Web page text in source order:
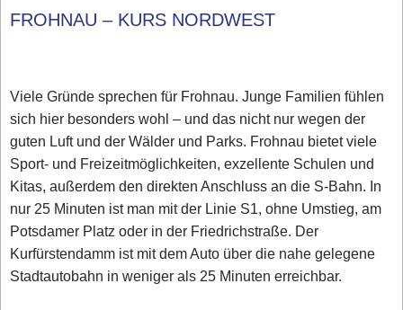
FROHNAU – KURS NORDWEST
Viele Gründe sprechen für Frohnau. Junge Familien fühlen
sich hier besonders wohl – und das nicht nur wegen der
guten Luft und der Wälder und Parks. Frohnau bietet viele
Sport- und Freizeitmöglichkeiten, exzellente Schulen und
Kitas, außerdem den direkten Anschluss an die S-Bahn. In
nur 25 Minuten ist man mit der Linie S1, ohne Umstieg, am
Potsdamer Platz oder in der Friedrichstraße. Der
Kurfürstendamm ist mit dem Auto über die nahe gelegene
Stadtautobahn in weniger als 25 Minuten erreichbar.